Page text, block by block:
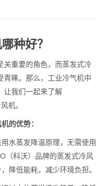
种好？
关重要的角色，而蒸发式冷
青睐。那么，工业冷气机中
让我们一起来了解
机。
的优势：
水蒸发降温原理，无需使用
（科沃）品牌的蒸发式冷风
降低能耗，减少环境负担。